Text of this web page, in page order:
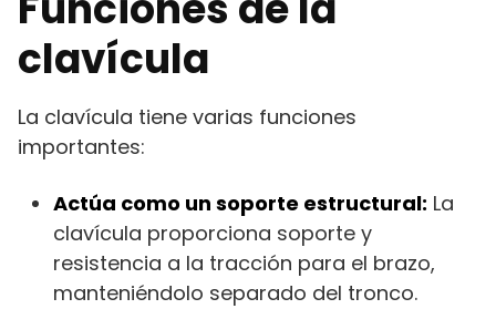
clavícula
La clavícula tiene varias funciones
importantes:
Actúa como un soporte estructural: La
clavícula proporciona soporte y
resistencia a la tracción para el brazo,
manteniéndolo separado del tronco.